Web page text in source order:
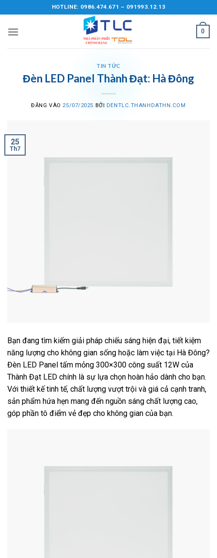
qua
nội
HOTLINE: 0986.474.671 – 091993.12.13
0
TIN TỨC
Đèn LED Panel Thành Đạt: Hà Đông
ĐĂNG VÀO 25/07/2025 BỞI DENTLC.THANHDATHN.COM
25
Th7
Bạn đang tìm kiếm giải pháp chiếu sáng hiện đại, tiết kiệm
năng lượng cho không gian sống hoặc làm việc tại Hà Đông?
Đèn LED Panel tấm mỏng 300×300 công suất 12W của
Thành Đạt LED chính là sự lựa chọn hoàn hảo dành cho bạn.
Với thiết kế tinh tế, chất lượng vượt trội và giá cả cạnh tranh,
sản phẩm hứa hẹn mang đến nguồn sáng chất lượng cao,
góp phần tô điểm vẻ đẹp cho không gian của bạn.